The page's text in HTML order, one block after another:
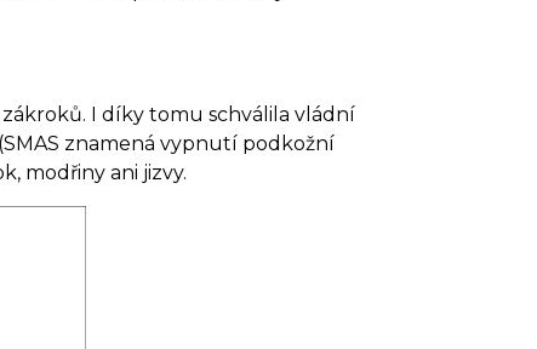
I díky tomu schválila vládní
znamená vypnutí podkožní
modřiny ani jizvy.